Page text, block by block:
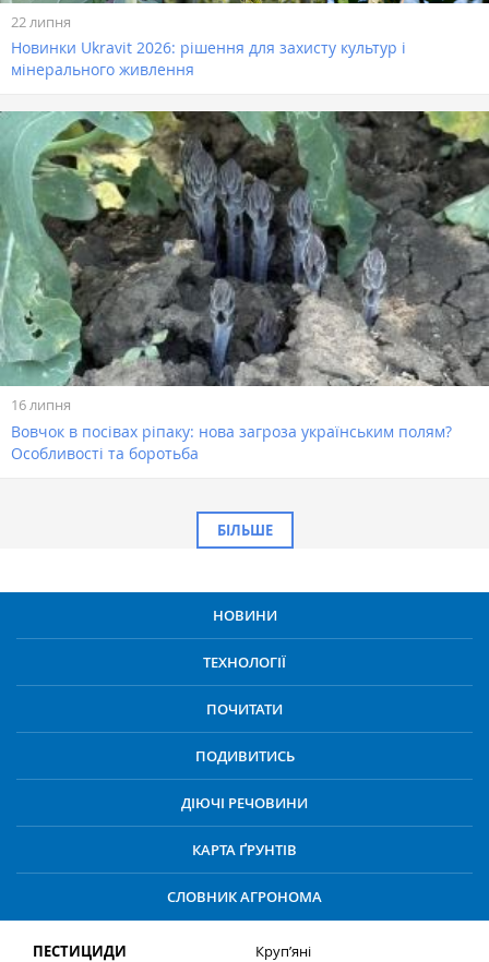
22 липня
Новинки Ukravit 2026: рішення для захисту культур і
мінерального живлення
16 липня
Вовчок в посівах ріпаку: нова загроза українським полям?
Особливості та боротьба
БІЛЬШЕ
НОВИНИ
ТЕХНОЛОГІЇ
ПОЧИТАТИ
ПОДИВИТИСЬ
ДІЮЧІ РЕЧОВИНИ
КАРТА ҐРУНТІВ
СЛОВНИК АГРОНОМА
ПЕСТИЦИДИ
Круп’яні